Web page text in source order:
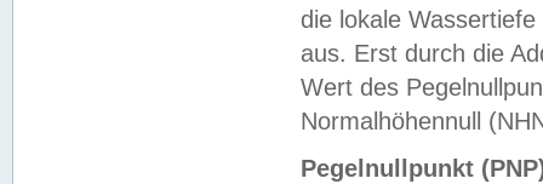
die lokale
aus. Erst durch die
Wert des
Normalhöhennull
Pegelnullpunkt